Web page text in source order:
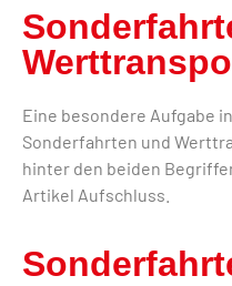
Eine besondere Aufgabe
Sonderfahrten und
hinter den beiden
Artikel Aufschluss.